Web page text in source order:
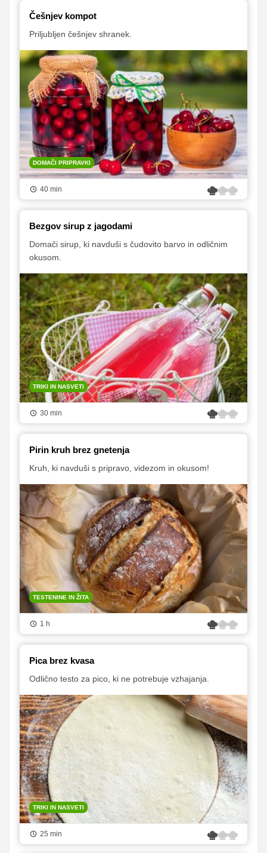
Češnjev kompot
Priljubljen češnjev shranek.
DOMAČI PRIPRAVKI
40 min
Bezgov sirup z jagodami
Domači sirup, ki navduši s čudovito barvo in odličnim
okusom.
TRIKI IN NASVETI
30 min
Pirin kruh brez gnetenja
Kruh, ki navduši s pripravo, videzom in okusom!
TESTENINE IN ŽITA
1 h
Pica brez kvasa
Odlično testo za pico, ki ne potrebuje vzhajanja.
TRIKI IN NASVETI
25 min